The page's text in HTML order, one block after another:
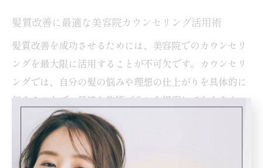
髪質改善に最適な美容院カウンセリング活用術
髪質改善を成功させるためには、美容院でのカウンセリ
ングを最大限に活用することが不可欠です。カウンセリ
ングでは、自分の髪の悩みや理想の仕上がりを具体的に
伝えることで、最適な施術プランを提案してもらえま
例えば「うねりが気になる」「カラーのダメージを抑え
たい」といった悩みや、普段のヘアケア方法、ライフス